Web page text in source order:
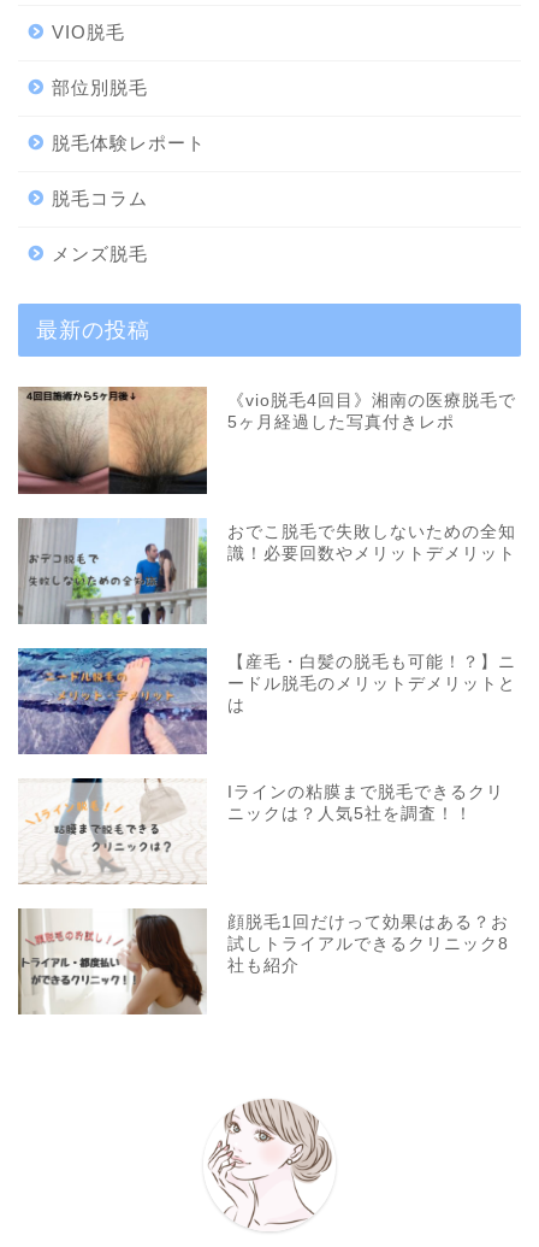
VIO脱毛
部位別脱毛
脱毛体験レポート
脱毛コラム
メンズ脱毛
最新の投稿
《vio脱毛4回目》湘南の医療脱毛で
5ヶ月経過した写真付きレポ
おでこ脱毛で失敗しないための全知
識！必要回数やメリットデメリット
【産毛・白髪の脱毛も可能！？】ニ
ードル脱毛のメリットデメリットと
は
Iラインの粘膜まで脱毛できるクリ
ニックは？人気5社を調査！！
顔脱毛1回だけって効果はある？お
試しトライアルできるクリニック8
社も紹介